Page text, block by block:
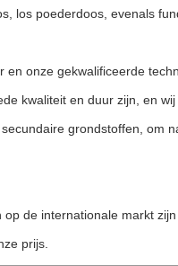
los poederdoos, evenals
onze gekwalificeerde
kwaliteit en duur zijn, en
grondstoffen, om
de internationale markt
prijs.